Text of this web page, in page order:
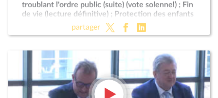
troublant l'ordre public (suite) (vote solennel) ; Fin
de vie (lecture définitive) ; Protection des enfants
partager